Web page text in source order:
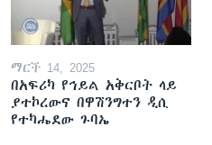
ማርች 14, 2025
በአፍሪካ የኅይል አቅርቦት ላይ
ያተኮረውና በዋሽንግተን ዲሲ
የተካሔደው ጉባኤ